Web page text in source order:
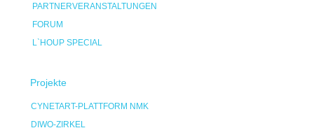
PARTNERVERANSTALTUNGEN
FORUM
L`HOUP SPECIAL
Projekte
CYNETART-PLATTFORM NMK
DIWO-ZIRKEL